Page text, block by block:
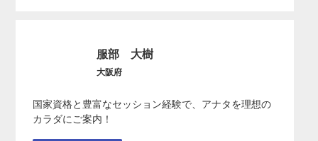
服部 大樹
大阪府
国家資格と豊富なセッション経験で、アナタを理想の
カラダにご案内！